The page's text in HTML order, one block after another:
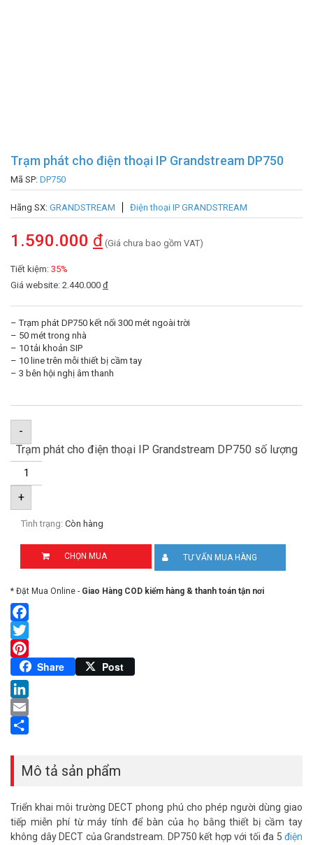
Trạm phát cho điện thoại IP Grandstream DP750
Mã SP: DP750
Hãng SX: GRANDSTREAM Điện thoại IP GRANDSTREAM
1.590.000 đ (Giá chưa bao gồm VAT)
Tiết kiệm: 35%
Giá website: 2.440.000 đ
– Trạm phát DP750 kết nối 300 mét ngoài trời
– 50 mét trong nhà
– 10 tải khoản SIP
– 10 line trên mỗi thiết bị cầm tay
– 3 bên hội nghị âm thanh
-
Trạm phát cho điện thoại IP Grandstream DP750 số lượng
+
Tình trạng: Còn hàng
CHỌN MUA TƯ VẤN MUA HÀNG
* Đặt Mua Online - Giao Hàng COD kiểm hàng & thanh toán tận nơi
Facebook
Twitter
Pinterest
Share Post
LinkedIn
Email
Mô tả sản phẩm
Triển khai môi trường DECT phong phú cho phép người dùng giao
tiếp miễn phí từ máy tính để bàn của họ bằng thiết bị cầm tay
không dây DECT của Grandstream. DP750 kết hợp với tối đa 5 điện